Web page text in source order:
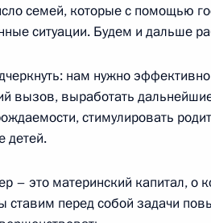
14:30
18:20
семей, которые с помощью
ситуации. Будем и дальше
нам нужно
вызов, выработать
стимулировать
детей.
– это материнский капитал, о
ставим перед собой задачи